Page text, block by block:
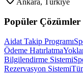
Ankara, Türkiye
Popüler Çözümler
Aidat Takip Programı
Ödeme Hatırlatma
Bilgilendirme Sistemi
Rezervasyon Sistemi